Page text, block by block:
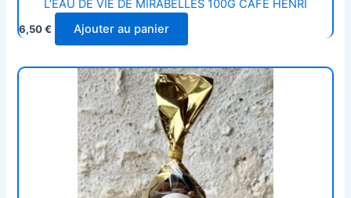
L’EAU DE VIE DE MIRABELLES 100G CAFÉ HENRI
6,50€ Ajouter au panier